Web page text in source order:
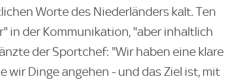
Worte des Niederländers kalt. Ten
in der Kommunikation, "aber inhaltlich
der Sportchef: "Wir haben eine klare
wir Dinge angehen - und das Ziel ist, mit